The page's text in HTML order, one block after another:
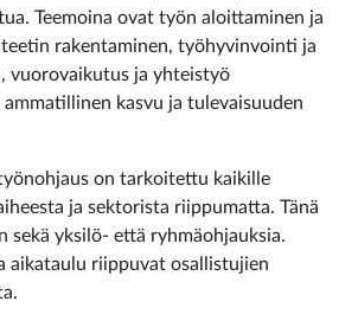
Teemoina ovat työn aloittaminen ja
rakentaminen, työhyvinvointi ja
vuorovaikutus ja yhteistyö
kasvu ja tulevaisuuden
on tarkoitettu kaikille
ja sektorista riippumatta. Tänä
sekä yksilö- että ryhmäohjauksia.
aikataulu riippuvat osallistujien